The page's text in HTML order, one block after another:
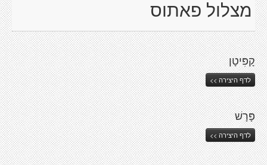
מצלול פאתוס
קָפִּיטָן
לדף היצירה >>
פָּרָשׁ
לדף היצירה >>